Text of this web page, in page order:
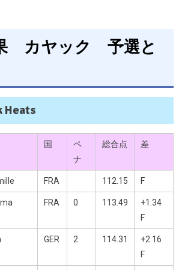
カヤック 予選と
Heats
国
ペ
ナ
総合点 差
FRA 112.15 F
FRA 0 113.49
+1.34
F
GER 2 114.31
+2.16
F